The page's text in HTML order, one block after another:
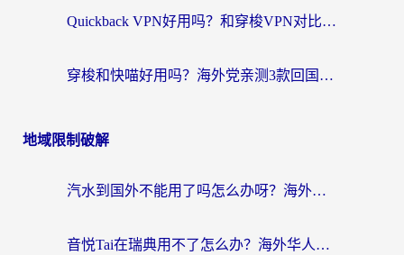
Quickback VPN好用吗？和穿梭VPN对比哪个回国效果更好？海外党必看的真实测评与选择指南
穿梭和快喵好用吗？海外党亲测3款回国加速器，附日本回国VPN避坑指南
地域限制破解
汽水到国外不能用了吗怎么办呀？海外党追剧看片的救星在这里！
音悦Tai在瑞典用不了怎么办？海外华人追剧听歌的实用指南